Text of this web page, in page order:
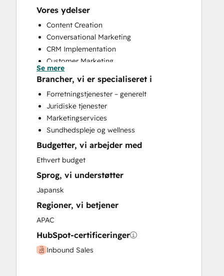
Vores ydelser
Content Creation
Conversational Marketing
CRM Implementation
Customer Marketing
Customer Survey and Analysis
Email Marketing
Full Inbound Marketing Services
Paid Advertising
Programmable Automation
Se mere
Brancher, vi er specialiseret i
Forretningstjenester – generelt
Juridiske tjenester
Marketingservices
Sundhedspleje og wellness
Budgetter, vi arbejder med
Ethvert budget
Sprog, vi understøtter
Japansk
Regioner, vi betjener
APAC
HubSpot-certificeringer
Inbound Sales